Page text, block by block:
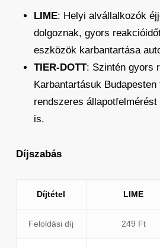
LIME: Helyi alvállalkozók
dolgoznak, gyors
eszközök karbantartása
TIER-DOTT: Szintén gyors
Karbantartásuk
rendszeres
is.
Díjszabás
Díjtétel LIME
Feloldási díj 249 Ft